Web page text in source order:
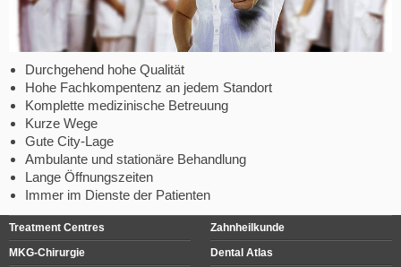
Durchgehend hohe Qualität
Hohe Fachkompentenz an jedem Standort
Komplette medizinische Betreuung
Kurze Wege
Gute City-Lage
Ambulante und stationäre Behandlung
Lange Öffnungszeiten
Immer im Dienste der Patienten
Treatment Centres
Zahnheilkunde
MKG-Chirurgie
Dental Atlas